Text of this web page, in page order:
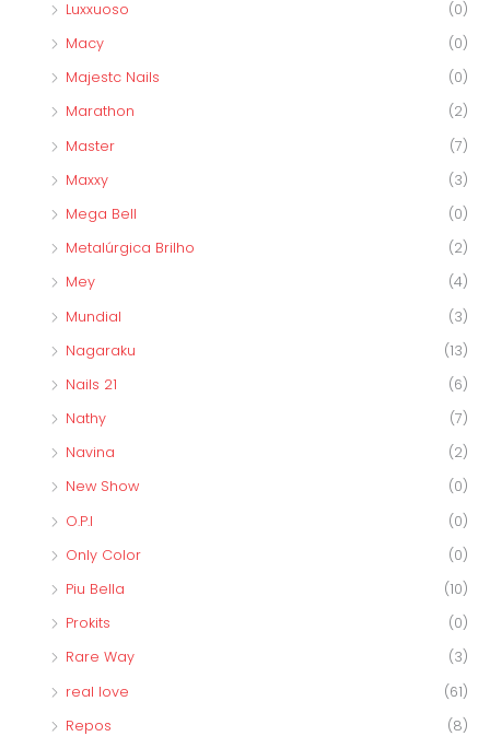
Luxxuoso
(0)
Macy
(0)
Majestc Nails
(0)
Marathon
(2)
Master
(7)
Maxxy
(3)
Mega Bell
(0)
Metalúrgica Brilho
(2)
Mey
(4)
Mundial
(3)
Nagaraku
(13)
Nails 21
(6)
Nathy
(7)
Navina
(2)
New Show
(0)
O.P.I
(0)
Only Color
(0)
Piu Bella
(10)
Prokits
(0)
Rare Way
(3)
real love
(61)
Repos
(8)